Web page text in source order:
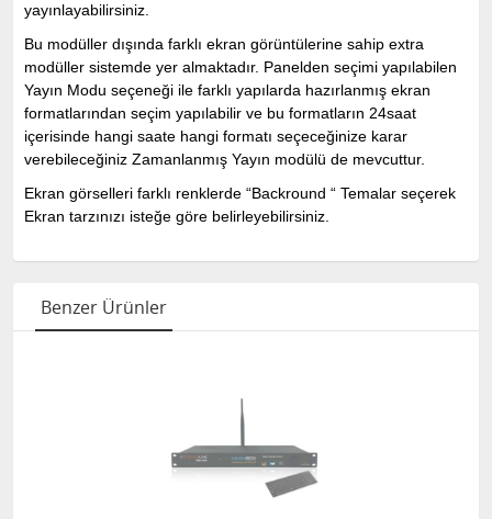
yayınlayabilirsiniz.
Bu modüller dışında farklı ekran görüntülerine sahip extra
modüller sistemde yer almaktadır. Panelden seçimi yapılabilen
Yayın Modu seçeneği ile farklı yapılarda hazırlanmış ekran
formatlarından seçim yapılabilir ve bu formatların 24saat
içerisinde hangi saate hangi formatı seçeceğinize karar
verebileceğiniz Zamanlanmış Yayın modülü de mevcuttur.
Ekran görselleri farklı renklerde “Backround “ Temalar seçerek
Ekran tarzınızı isteğe göre belirleyebilirsiniz.
Benzer Ürünler